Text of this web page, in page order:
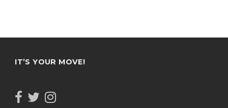
IT’S YOUR MOVE!